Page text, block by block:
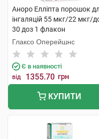
Аноро Елліпта порошок
інгаляцій 55 мкг/22 мкг/
30 доз 1 флакон
Глаксо Оперейшнс
Є в наявності
від 1355.70 грн
КУПИТИ